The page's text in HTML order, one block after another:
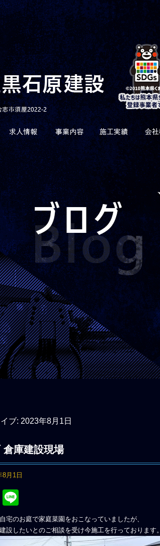
ブ: 2023年8月1日
倉庫建設現場
8月1日
Twitter
宅のお庭で家庭菜園をおこなっていましたが、
設したいとのご相談を受け今施工を行っております。